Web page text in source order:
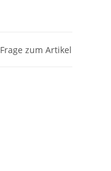
Frage zum Artikel